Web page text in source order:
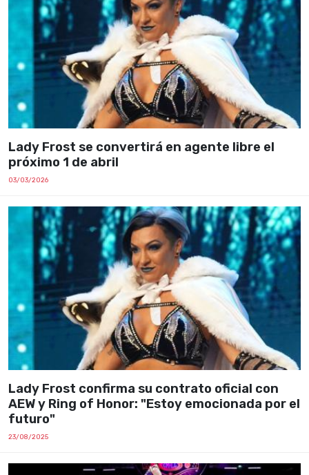
Lady Frost se convertirá en agente libre el
próximo 1 de abril
03/03/2026
Lady Frost confirma su contrato oficial con
AEW y Ring of Honor: "Estoy emocionada por el
futuro"
23/08/2025